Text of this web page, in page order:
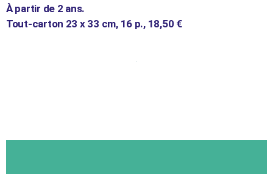
À partir de 2 ans.
Tout-carton 23 x 33 cm, 16 p., 18,50 €